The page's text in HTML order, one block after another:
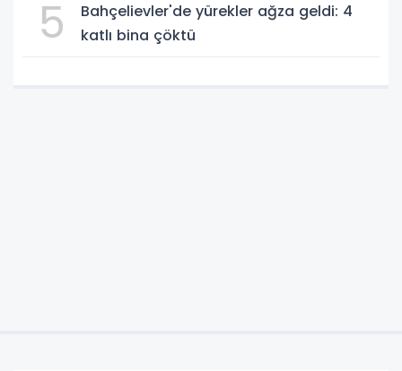
5
Bahçelievler'de yürekler ağza geldi: 4
katlı bina çöktü